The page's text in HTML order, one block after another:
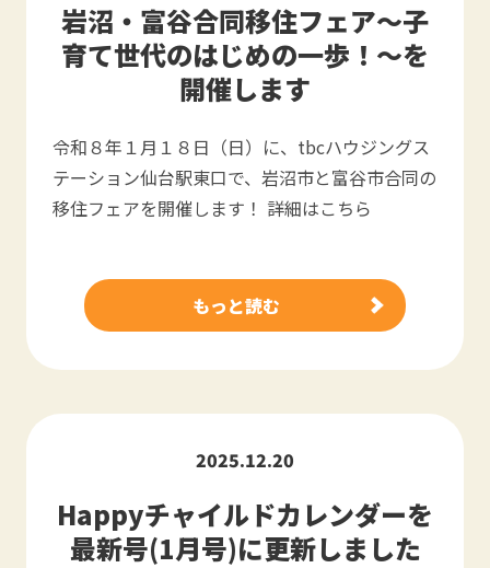
岩沼・富谷合同移住フェア～子
育て世代のはじめの一歩！～を
開催します
令和８年１月１８日（日）に、tbcハウジングス
テーション仙台駅東口で、岩沼市と富谷市合同の
移住フェアを開催します！ 詳細はこちら
もっと読む
2025.12.20
Happyチャイルドカレンダーを
最新号(1月号)に更新しました